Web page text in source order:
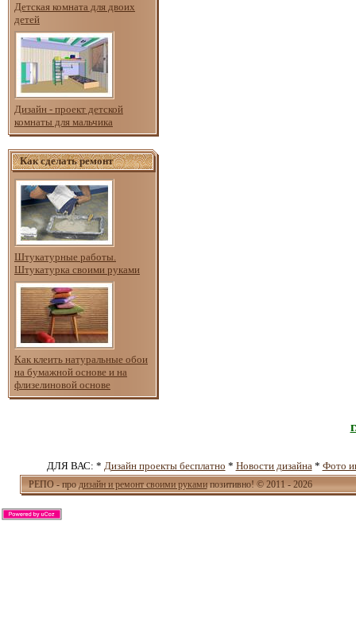
Детская комната для двоих
детей
Дизайн - проект детской
комнаты для мальчика
Как сделать ремонт
Штукатурные работы.
Штукатурка своими руками
Как клеить натуральные обои
на бумажной основе и на
флизелиновой основе
ДЛЯ ВАС: * Дизайн проекты бесплатно * Новости дизайна* Фото
РЕПО - продизайн и ремонт своими рукамипозитивно! © 2011 - 2026